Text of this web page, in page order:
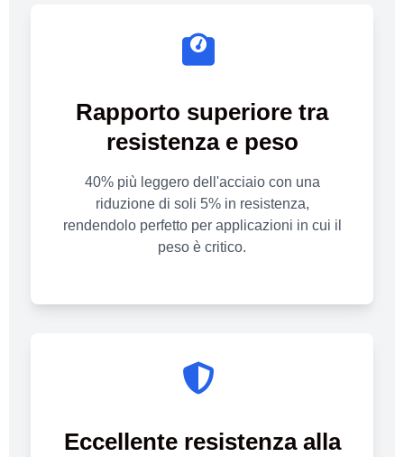
Rapporto superiore tra
resistenza e peso
40% più leggero dell'acciaio con una
riduzione di soli 5% in resistenza,
rendendolo perfetto per applicazioni in cui il
peso è critico.
Eccellente resistenza alla